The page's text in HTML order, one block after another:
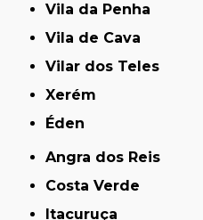
Vila da Penha
Vila de Cava
Vilar dos Teles
Xerém
Éden
Angra dos Reis
Costa Verde
Itacuruça